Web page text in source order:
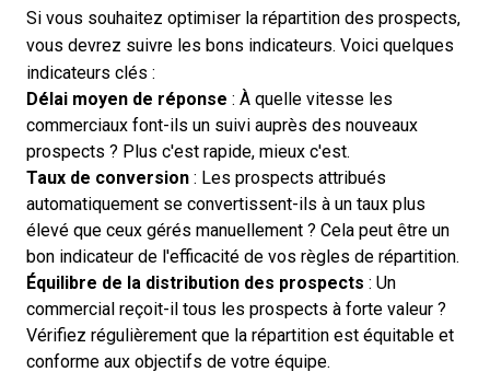
Si vous souhaitez optimiser la répartition des prospects,
vous devrez suivre les bons indicateurs. Voici quelques
indicateurs clés :
Délai moyen de réponse : À quelle vitesse les
commerciaux font-ils un suivi auprès des nouveaux
prospects ? Plus c'est rapide, mieux c'est.
Taux de conversion : Les prospects attribués
automatiquement se convertissent-ils à un taux plus
élevé que ceux gérés manuellement ? Cela peut être un
bon indicateur de l'efficacité de vos règles de répartition.
Équilibre de la distribution des prospects : Un
commercial reçoit-il tous les prospects à forte valeur ?
Vérifiez régulièrement que la répartition est équitable et
conforme aux objectifs de votre équipe.